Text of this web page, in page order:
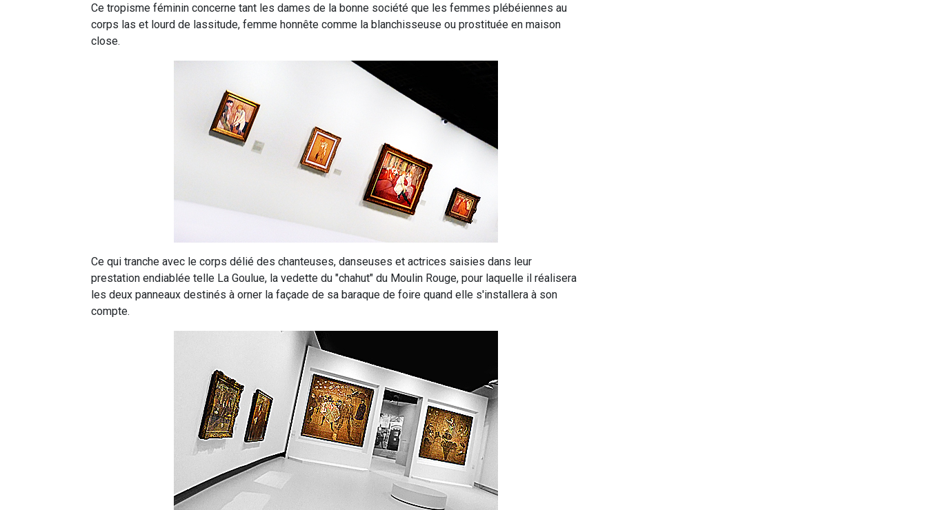
Ce tropisme féminin concerne tant les dames de la bonne société que les femmes plébéiennes au
corps las et lourd de lassitude, femme honnête comme la blanchisseuse ou prostituée en maison
close.
Ce qui tranche avec le corps délié des chanteuses, danseuses et actrices saisies dans leur
prestation endiablée telle La Goulue, la vedette du "chahut" du Moulin Rouge, pour laquelle il réalisera
les deux panneaux destinés à orner la façade de sa baraque de foire quand elle s'installera à son
compte.